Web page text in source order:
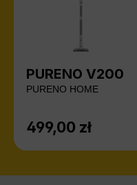
PURENO V200
PURENO HOME
Cena regularna:
499,00 zł